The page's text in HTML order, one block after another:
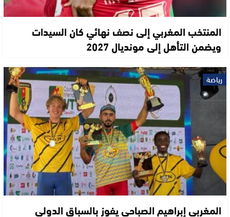
المنتخب المغربي إلى نصف نهائي كان السيدات
ويضمن التأهل إلى مونديال 2027
رياضة
المغربي إبراهيم الصباحي يفوز بالسباق الدولي